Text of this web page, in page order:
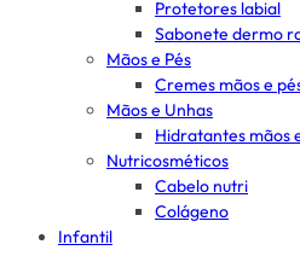
Protetores labial
Sabonete dermo
Mãos e Pés
Cremes mãos e
Mãos e Unhas
Hidratantes mãos
Nutricosméticos
Cabelo nutri
Colágeno
Infantil